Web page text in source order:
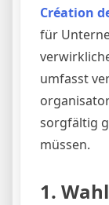
Création
für
umfasst
sorgfältig
müssen.
1.